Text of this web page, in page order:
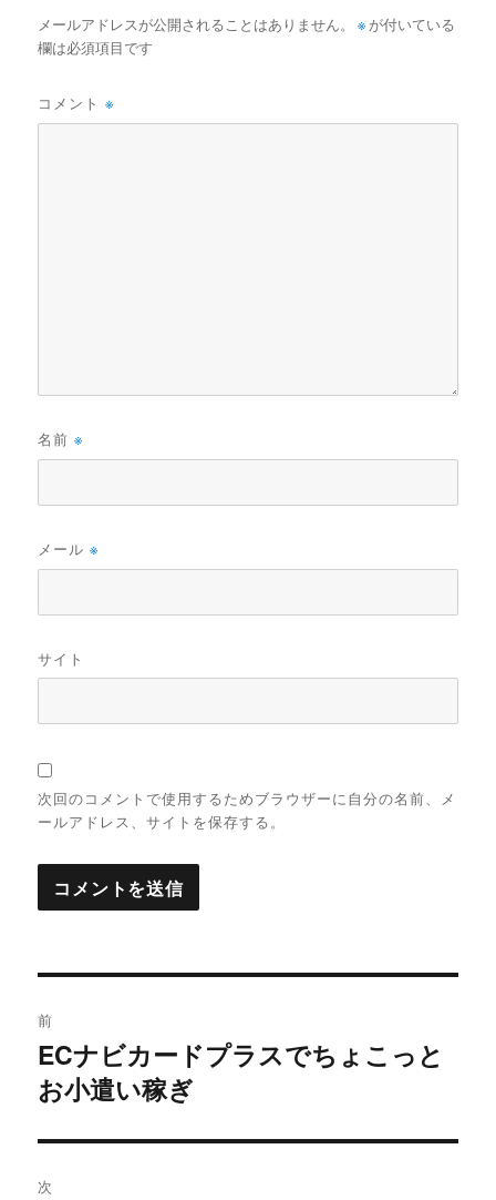
メールアドレスが公開されることはありません。 ※が付いている
欄は必須項目です
コメント※
名前※
メール※
サイト
次回のコメントで使用するためブラウザーに自分の名前、メ
ールアドレス、サイトを保存する。
稿
ナ
ビ
ゲ
前
過
去
投
稿:
ECナビカードプラスでちょこっと
お小遣い稼ぎ
次